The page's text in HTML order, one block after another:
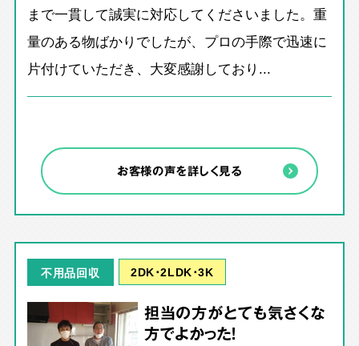
まで一貫して誠実に対応してくださいました。重
量のある物ばかりでしたが、プロの手際で迅速に
片付けていただき、大変感謝しており...
お客様の声を詳しく見る
不用品回収 2DK･2LDK･3K
担当の方がとても気さくな
方でよかった！